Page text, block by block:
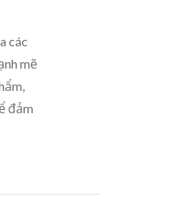
các
mẽ
đảm